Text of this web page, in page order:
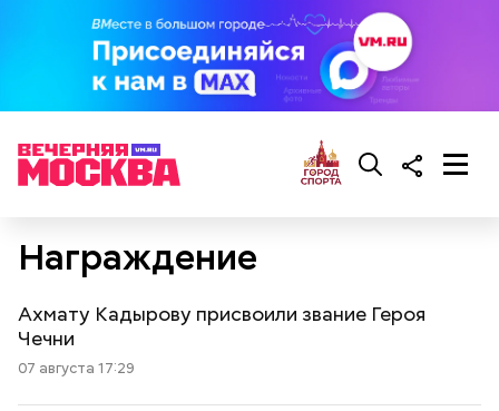
Награждение
Ахмату Кадырову присвоили звание Героя
Чечни
07 августа 17:29